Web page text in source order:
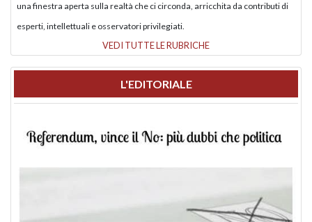
una finestra aperta sulla realtà che ci circonda, arricchita da contributi di
esperti, intellettuali e osservatori privilegiati.
VEDI TUTTE LE RUBRICHE
L'EDITORIALE